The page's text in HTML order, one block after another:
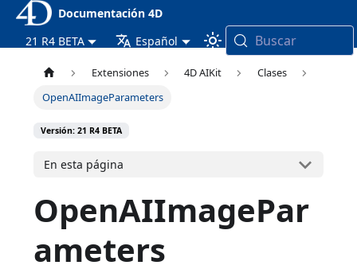
Documentación 4D
21 R4 BETA
Español Buscar
Extensiones 4D AIKit
Clases
OpenAIImageParameters
Versión: 21 R4 BETA
En esta página
OpenAIImagePar
ameters